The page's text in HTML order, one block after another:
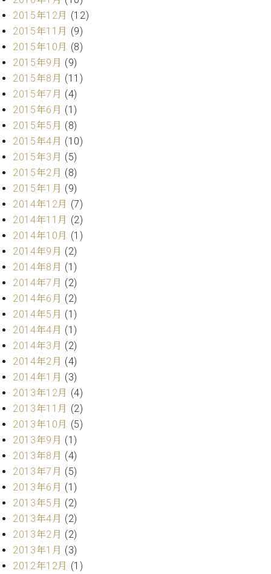
マ
ー
サ
ー
ビ
ス
(
律
)
ア
フ
タ
サ
ー
ビ
ス
(調
律)
律
師
紹
介
調
料
金
表
お
問
い
わ
せ
尾山調律師のブ
ログ Die
Musikgasse（音
楽の小道）
2015年12月 (12)
2015年11月 (9)
2015年10月 (8)
2015年9月 (9)
2015年8月 (11)
2015年7月 (4)
2015年6月 (1)
2015年5月 (8)
2015年4月 (10)
2015年3月 (5)
2015年2月 (8)
2015年1月 (9)
2014年12月 (7)
2014年11月 (2)
2014年10月 (1)
2014年9月 (2)
2014年8月 (1)
2014年7月 (2)
2014年6月 (2)
2014年5月 (1)
2014年4月 (1)
2014年3月 (2)
2014年2月 (4)
2014年1月 (3)
2013年12月 (4)
2013年11月 (2)
2013年10月 (5)
2013年9月 (1)
2013年8月 (4)
2013年7月 (5)
2013年6月 (1)
2013年5月 (2)
2013年4月 (2)
2013年2月 (2)
2013年1月 (3)
2012年12月 (1)